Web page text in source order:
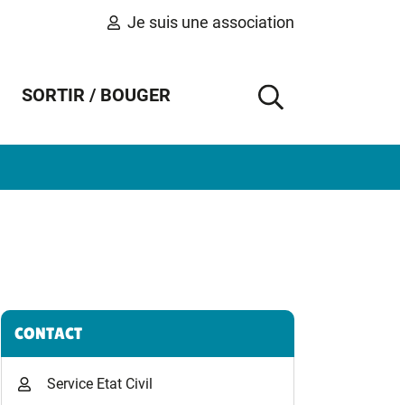
Je suis une association
SORTIR / BOUGER
AFFICHER
Informations complémentaires
CONTACT
Service Etat Civil